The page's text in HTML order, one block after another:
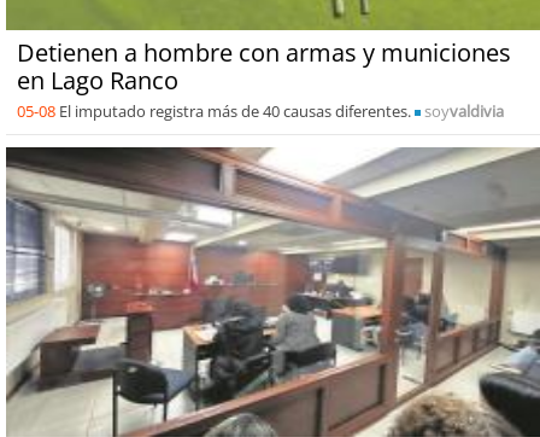
Detienen a hombre con armas y municiones
en Lago Ranco
05-08 El imputado registra más de 40 causas diferentes. soyvaldivia